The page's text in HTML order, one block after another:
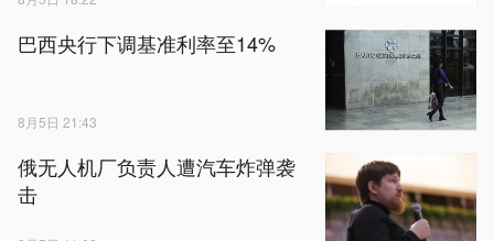
巴西央行下调基准利率至14%
8月5日 21:43
俄无人机厂负责人遭汽车炸弹袭
击